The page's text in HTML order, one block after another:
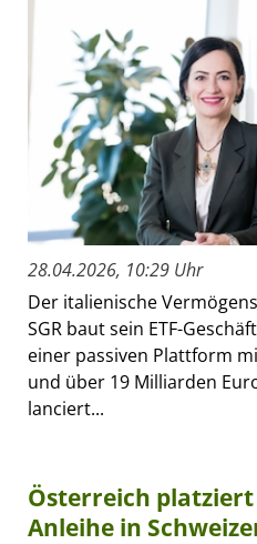
28.04.2026, 10:29 Uhr
Der italienische
SGR baut sein ETF-
einer passiven Plattform
und über 19 Milliarden
lanciert...
Österreich
Anleihe in